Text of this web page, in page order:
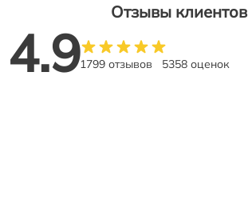
Отзывы клиентов
4.91799 отзывов 5358 оценок